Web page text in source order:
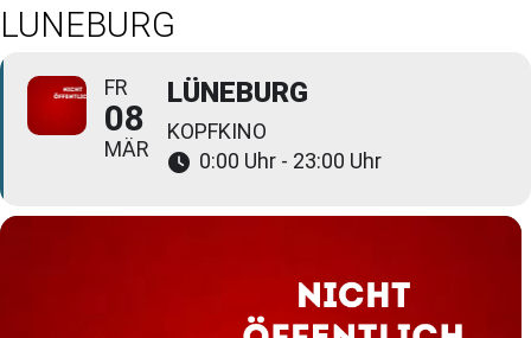
LÜNEBURG
FR
08
MÄR
LÜNEBURG
KOPFKINO
0:00 Uhr - 23:00 Uhr